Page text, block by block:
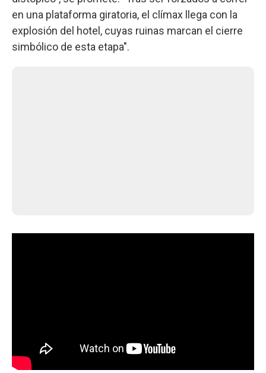
en una plataforma giratoria, el clímax llega con la
explosión del hotel, cuyas ruinas marcan el cierre
simbólico de esta etapa".